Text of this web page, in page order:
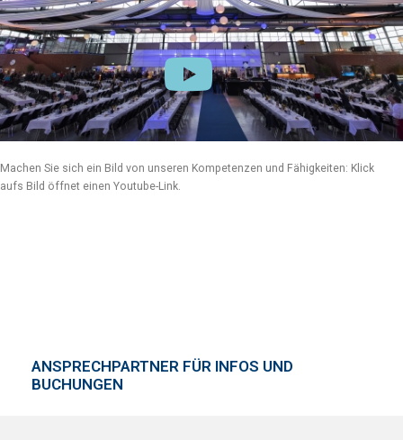
Machen Sie sich ein Bild von unseren Kompetenzen und Fähigkeiten: Klick
aufs Bild öffnet einen Youtube-Link.
ANSPRECHPARTNER FÜR INFOS UND
BUCHUNGEN